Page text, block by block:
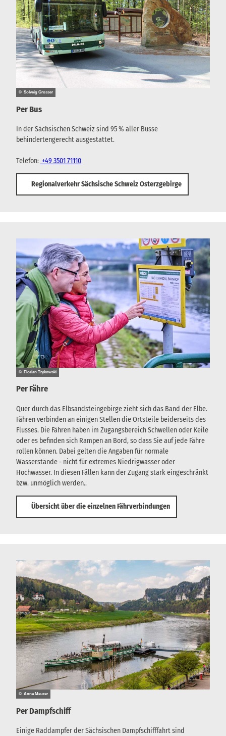
© Solveig Grosser
Per Bus
In der Sächsischen Schweiz sind 95 % aller Busse
behindertengerecht ausgestattet.
Telefon: +49 3501 71110
Regionalverkehr Sächsische Schweiz Osterzgebirge
© Florian Trykowski
Per Fähre
Quer durch das Elbsandsteingebirge zieht sich das Band der Elbe.
Fähren verbinden an einigen Stellen die Ortsteile beiderseits des
Flusses. Die Fähren haben im Zugangsbereich Schwellen oder Keile
oder es befinden sich Rampen an Bord, so dass Sie auf jede Fähre
rollen können. Dabei gelten die Angaben für normale
Wasserstände - nicht für extremes Niedrigwasser oder
Hochwasser. In diesen Fällen kann der Zugang stark eingeschränkt
bzw. unmöglich werden..
Übersicht über die einzelnen Fährverbindungen
© Anna Meurer
Per Dampfschiff
Einige Raddampfer der Sächsischen Dampfschifffahrt sind